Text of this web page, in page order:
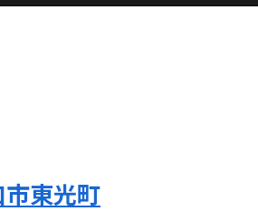
東光町